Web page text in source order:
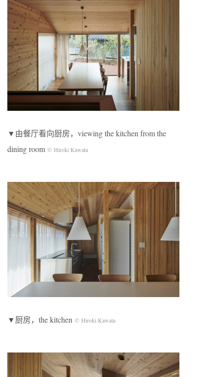
▼由餐厅看向厨房，viewing the kitchen from the
dining room © Hiroki Kawata
▼厨房，the kitchen © Hiroki Kawata